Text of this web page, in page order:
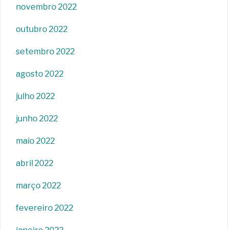
novembro 2022
outubro 2022
setembro 2022
agosto 2022
julho 2022
junho 2022
maio 2022
abril 2022
março 2022
fevereiro 2022